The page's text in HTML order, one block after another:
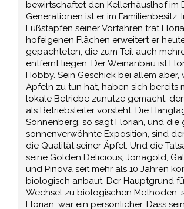
bewirtschaftet den Kellerhäuslhof im
Generationen ist er im Familienbesitz.
Fußstapfen seiner Vorfahren trat
hofeigenen Flächen erweitert er
gepachteten, die zum Teil auch
entfernt liegen. Der Weinanbau ist
Hobby. Sein Geschick bei allem aber,
Äpfeln zu tun hat, haben sich bereits
lokale Betriebe zunutze gemacht,
als Betriebsleiter vorsteht. Die
Sonnenberg, so sagt Florian, und die
sonnenverwöhnte Exposition, sind
die Qualität seiner Äpfel. Und die
seine Golden Delicious, Jonagold,
und Pinova seit mehr als 10 Jahren
biologisch anbaut. Der Hauptgrund
Wechsel zu biologischen Methoden,
Florian, war ein persönlicher. Dass